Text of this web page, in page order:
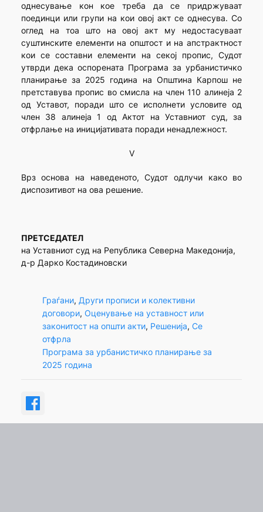
однесување кон кое треба да се придржуваат
поединци или групи на кои овој акт се однесува. Со
оглед на тоа што на овој акт му недостасуваат
суштинските елементи на општост и на апстрактност
кои се составни елементи на секој пропис, Судот
утврди дека оспорената Програма за урбанистичко
планирање за 2025 година на Општина Карпош не
претставува пропис во смисла на член 110 алинеја 2
од Уставот, поради што се исполнети условите од
член 38 алинеја 1 од Актот на Уставниот суд, за
отфрлање на иницијативата поради ненадлежност.
V
Врз основа на наведеното, Судот одлучи како во
диспозитивот на ова решение.
ПРЕТСЕДАТЕЛ
на Уставниот суд на Република Северна Македонија,
д-р Дарко Костадиновски
Граѓани, Други прописи и колективни
договори, Оценување на уставност или
законитост на општи акти, Решенија, Се
отфрла
Програма за урбанистичко планирање за
2025 година